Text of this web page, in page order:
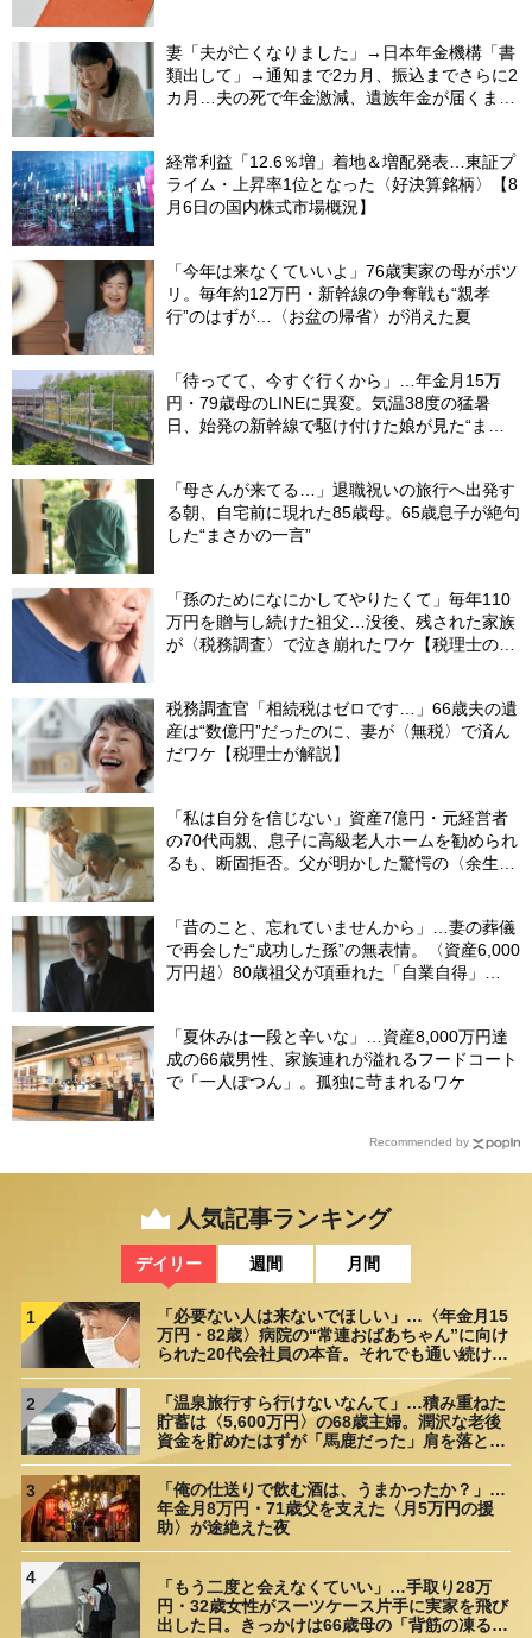
妻「夫が亡くなりました」→日本年金機構「書
類出して」→通知まで2カ月、振込までさらに2
カ月…夫の死で年金激減、遺族年金が届くまで
経常利益「12.6％増」着地＆増配発表…東証プ
ライム・上昇率1位となった〈好決算銘柄〉【8
月6日の国内株式市場概況】
「今年は来なくていいよ」76歳実家の母がポツ
リ。毎年約12万円・新幹線の争奪戦も“親孝
行”のはずが…〈お盆の帰省〉が消えた夏
「待ってて、今すぐ行くから」…年金月15万
円・79歳母のLINEに異変。気温38度の猛暑
日、始発の新幹線で駆け付けた娘が見た“まさ
「母さんが来てる…」退職祝いの旅行へ出発す
る朝、自宅前に現れた85歳母。65歳息子が絶句
した“まさかの一言”
「孫のためになにかしてやりたくて」毎年110
万円を贈与し続けた祖父…没後、残された家族
が〈税務調査〉で泣き崩れたワケ【税理士の助
税務調査官「相続税はゼロです…」66歳夫の遺
産は“数億円”だったのに、妻が〈無税〉で済ん
だワケ【税理士が解説】
「私は自分を信じない」資産7億円・元経営者
の70代両親、息子に高級老人ホームを勧められ
るも、断固拒否。父が明かした驚愕の〈余生計
「昔のこと、忘れていませんから」…妻の葬儀
で再会した“成功した孫”の無表情。〈資産6,000
万円超〉80歳祖父が項垂れた「自業自得」
「夏休みは一段と辛いな」…資産8,000万円達
成の66歳男性、家族連れが溢れるフードコート
で「一人ぽつん」。孤独に苛まれるワケ
Recommended by
人気記事ランキング
デイリー 週間 月間
1
「必要ない人は来ないでほしい」…〈年金月15
万円・82歳〉病院の“常連おばあちゃん”に向け
られた20代会社員の本音。それでも通い続ける
2
「温泉旅行すら行けないなんて」…積み重ねた
貯蓄は〈5,600万円〉の68歳主婦。潤沢な老後
資金を貯めたはずが「馬鹿だった」肩を落とす
3
「俺の仕送りで飲む酒は、うまかったか？」…
年金月8万円・71歳父を支えた〈月5万円の援
助〉が途絶えた夜
4
「もう二度と会えなくていい」…手取り28万
円・32歳女性がスーツケース片手に実家を飛び
出した日。きっかけは66歳母の「背筋の凍る一